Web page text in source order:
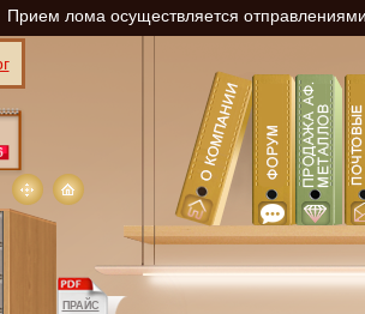
Прием лома осуществляется
ПРАЙС